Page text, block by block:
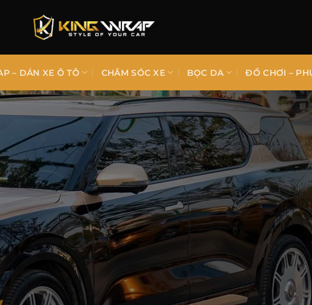
– DÁN XE Ô TÔ CHĂM SÓC XE BỌC DA ĐỒ CHƠI –
TIN TỨC & SỰ KIỆN
VF9 – Đổi Màu Đen Vàng